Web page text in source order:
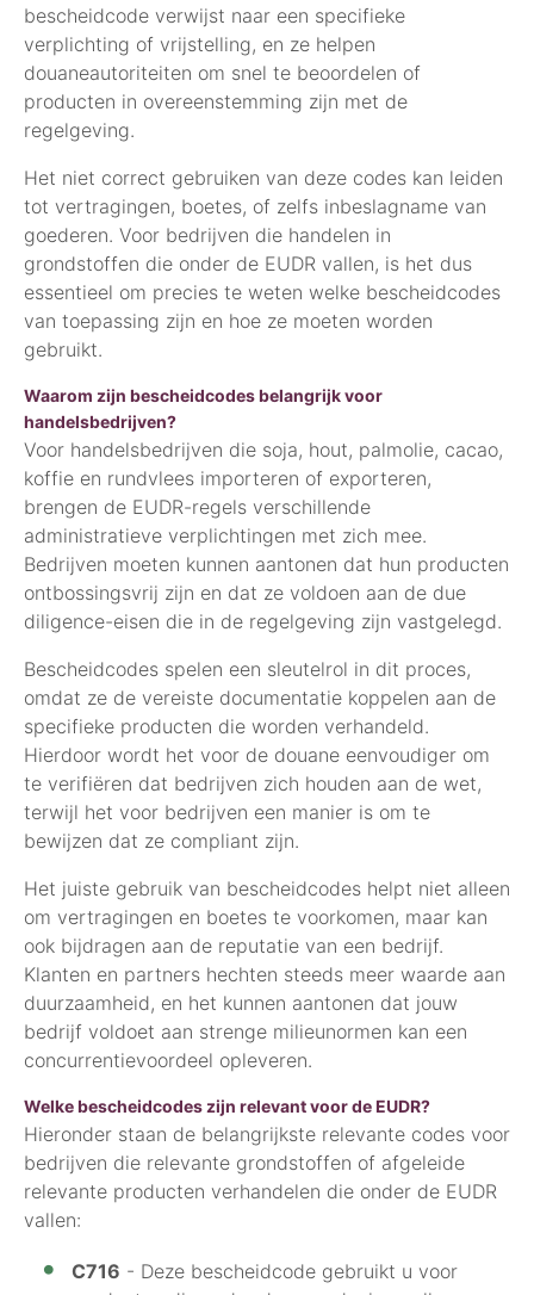
bescheidcode verwijst naar een specifieke
verplichting of vrijstelling, en ze helpen
douaneautoriteiten om snel te beoordelen of
producten in overeenstemming zijn met de
regelgeving.
Het niet correct gebruiken van deze codes kan leiden
tot vertragingen, boetes, of zelfs inbeslagname van
goederen. Voor bedrijven die handelen in
grondstoffen die onder de EUDR vallen, is het dus
essentieel om precies te weten welke bescheidcodes
van toepassing zijn en hoe ze moeten worden
gebruikt.
Waarom zijn bescheidcodes belangrijk voor
handelsbedrijven?
Voor handelsbedrijven die soja, hout, palmolie, cacao,
koffie en rundvlees importeren of exporteren,
brengen de EUDR-regels verschillende
administratieve verplichtingen met zich mee.
Bedrijven moeten kunnen aantonen dat hun producten
ontbossingsvrij zijn en dat ze voldoen aan de due
diligence-eisen die in de regelgeving zijn vastgelegd.
Bescheidcodes spelen een sleutelrol in dit proces,
omdat ze de vereiste documentatie koppelen aan de
specifieke producten die worden verhandeld.
Hierdoor wordt het voor de douane eenvoudiger om
te verifiëren dat bedrijven zich houden aan de wet,
terwijl het voor bedrijven een manier is om te
bewijzen dat ze compliant zijn.
Het juiste gebruik van bescheidcodes helpt niet alleen
om vertragingen en boetes te voorkomen, maar kan
ook bijdragen aan de reputatie van een bedrijf.
Klanten en partners hechten steeds meer waarde aan
duurzaamheid, en het kunnen aantonen dat jouw
bedrijf voldoet aan strenge milieunormen kan een
concurrentievoordeel opleveren.
Welke bescheidcodes zijn relevant voor de EUDR?
Hieronder staan de belangrijkste relevante codes voor
bedrijven die relevante grondstoffen of afgeleide
relevante producten verhandelen die onder de EUDR
vallen:
C716 - Deze bescheidcode gebruikt u voor